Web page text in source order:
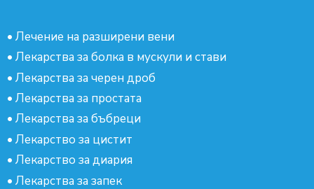
• Лечение на разширени вени
• Лекарства за болка в мускули и стави
• Лекарства за черен дроб
• Лекарства за простата
• Лекарства за бъбреци
• Лекарство за цистит
• Лекарство за диария
• Лекарства за запек